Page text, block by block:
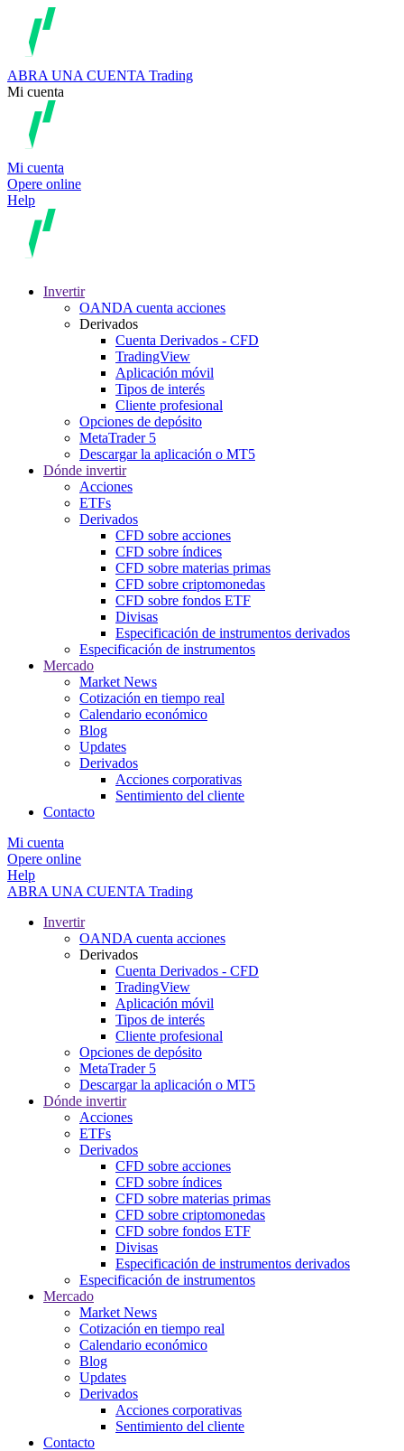
ABRA UNA CUENTA Trading
Mi cuenta
Mi cuenta
Opere online
Help
Invertir
OANDA cuenta acciones
Derivados
Cuenta Derivados - CFD
TradingView
Aplicación móvil
Tipos de interés
Cliente profesional
Opciones de depósito
MetaTrader 5
Descargar la aplicación o MT5
Dónde invertir
Acciones
ETFs
Derivados
CFD sobre acciones
CFD sobre índices
CFD sobre materias primas
CFD sobre criptomonedas
CFD sobre fondos ETF
Divisas
Especificación de instrumentos derivados
Especificación de instrumentos
Mercado
Market News
Cotización en tiempo real
Calendario económico
Blog
Updates
Derivados
Acciones corporativas
Sentimiento del cliente
Contacto
Mi cuenta
Opere online
Help
ABRA UNA CUENTA Trading
Invertir
OANDA cuenta acciones
Derivados
Cuenta Derivados - CFD
TradingView
Aplicación móvil
Tipos de interés
Cliente profesional
Opciones de depósito
MetaTrader 5
Descargar la aplicación o MT5
Dónde invertir
Acciones
ETFs
Derivados
CFD sobre acciones
CFD sobre índices
CFD sobre materias primas
CFD sobre criptomonedas
CFD sobre fondos ETF
Divisas
Especificación de instrumentos derivados
Especificación de instrumentos
Mercado
Market News
Cotización en tiempo real
Calendario económico
Blog
Updates
Derivados
Acciones corporativas
Sentimiento del cliente
Contacto